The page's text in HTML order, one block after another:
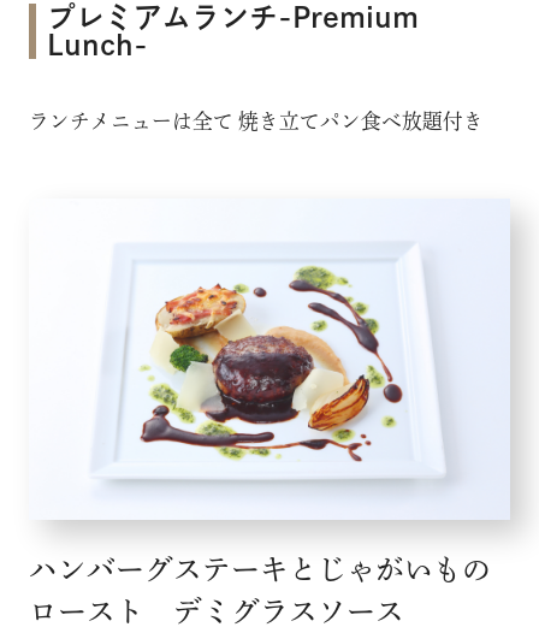
プレミアムランチ-Premium
Lunch-
ランチメニューは全て 焼き立てパン食べ放題付き
ハンバーグステーキとじゃがいもの
ロースト デミグラスソース